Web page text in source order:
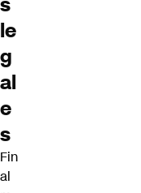
le
g
al
e
s
Fin
al